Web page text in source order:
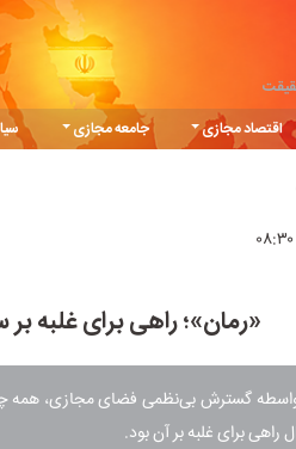
اقتصاد مجازی جامعه مجازی
«رمان»؛ راهی برای
گسترش بی‌نظمی فضای مجازی،
راهی برای غلبه بر آن بود.